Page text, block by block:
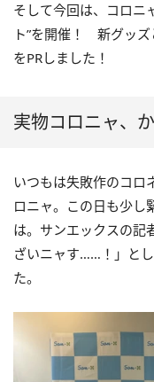
そして今回は、コロニ
ト”を開催！ 新グッ
をPRしました！
実物コロニャ、
いつもは失敗作のコロ
ロニャ。この日も少し
は。サンエックスの記
ざいニャす……！」と
た。